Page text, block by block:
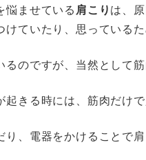
悩ませている肩こりは、
ていたり、思っている
のですが、当然として
きる時には、筋肉だけ
、電器をかけることで